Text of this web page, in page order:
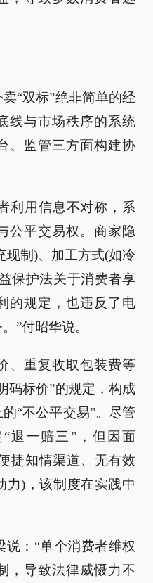
“双标”绝非简单的经
线与市场秩序的系统
、监管三方面构建协
利用信息不对称，系
公平交易权。商家隐
现制)、加工方式(如冷
保护法关于消费者享
的规定，也违反了电
”付昭华说。
、重复收取包装费等
码标价”的规定，构成
“不公平交易”。尽管
退一赔三”，但因面
捷知情渠道、无有效
力)，该制度在实践中
：“单个消费者维权
，导致法律威慑力不